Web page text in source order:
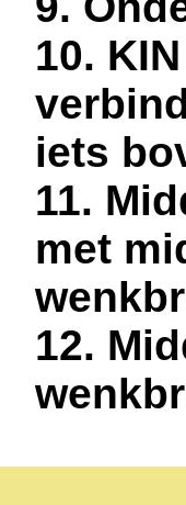
10.
iets
11.
met
12.